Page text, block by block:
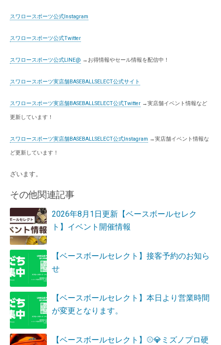
スワロースポーツ公式Instagram
スワロースポーツ公式Twitter
スワロースポーツ公式LINE@ →お得情報やセール情報を配信中！
スワロースポーツ実店舗BASEBALLSELECT公式サイト
スワロースポーツ実店舗BASEBALLSELECT公式Twitter →実店舗イベント情報など
更新しています！
スワロースポーツ実店舗BASEBALLSELECT公式Instagram →実店舗イベント情報な
ど更新しています！
ざいます。
その他関連記事
2026年8月1日更新【ベースボールセレク
ト】イベント開催情報
【ベースボールセレクト】接客予約のお知ら
せ
【ベースボールセレクト】本日より営業時間
が変更となります。
【ベースボールセレクト】⚾💎ミズノプロ硬